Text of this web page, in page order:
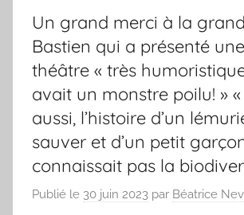
Un grand merci à la
Bastien qui a présenté
théâtre « très
avait un monstre poilu! »
aussi, l’histoire d’un
sauver et d’un petit
connaissait pas la
Publié le 30 juin 2023 par Béatrice